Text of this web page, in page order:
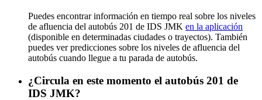
Puedes encontrar información en tiempo real sobre los niveles
de afluencia del autobús 201 de IDS JMK en la aplicación
(disponible en determinadas ciudades o trayectos). También
puedes ver predicciones sobre los niveles de afluencia del
autobús cuando llegue a tu parada de autobús.
¿Circula en este momento el autobús 201 de
IDS JMK?